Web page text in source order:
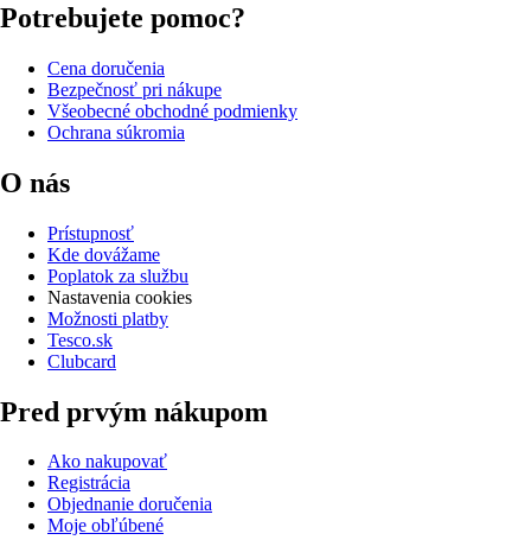
Potrebujete pomoc?
Cena doručenia
Bezpečnosť pri nákupe
Všeobecné obchodné podmienky
Ochrana súkromia
O nás
Prístupnosť
Kde dovážame
Poplatok za službu
Nastavenia cookies
Možnosti platby
Tesco.sk
Clubcard
Pred prvým nákupom
Ako nakupovať
Registrácia
Objednanie doručenia
Moje obľúbené